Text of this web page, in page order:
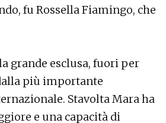
fu Rossella Fiamingo, che
grande esclusa, fuori per
più importante
Stavolta Mara ha
e una capacità di